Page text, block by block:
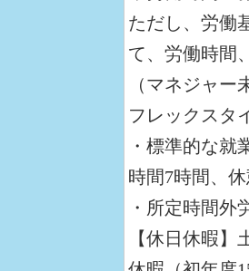
ただし、労働
て、労働時間
（マネジャー
フレックスタ
・標準的な
時間7時間、
・所定時間外
【休日休暇